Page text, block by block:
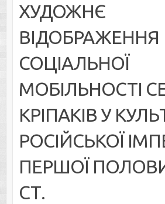
ХУДОЖНЄ
ВІДОБРАЖЕННЯ
СОЦІАЛЬНОЇ
МОБІЛЬНОСТІ
КРІПАКІВ У
РОСІЙСЬКОЇ
ПЕРШОЇ
СТ.